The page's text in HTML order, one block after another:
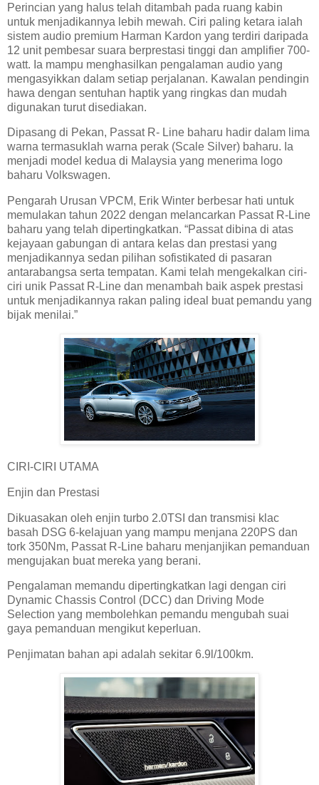
Perincian yang halus telah ditambah pada ruang kabin
untuk menjadikannya lebih mewah. Ciri paling ketara ialah
sistem audio premium Harman Kardon yang terdiri daripada
12 unit pembesar suara berprestasi tinggi dan amplifier 700-
watt. Ia mampu menghasilkan pengalaman audio yang
mengasyikkan dalam setiap perjalanan. Kawalan pendingin
hawa dengan sentuhan haptik yang ringkas dan mudah
digunakan turut disediakan.
Dipasang di Pekan, Passat R- Line baharu hadir dalam lima
warna termasuklah warna perak (Scale Silver) baharu. Ia
menjadi model kedua di Malaysia yang menerima logo
baharu Volkswagen.
Pengarah Urusan VPCM, Erik Winter berbesar hati untuk
memulakan tahun 2022 dengan melancarkan Passat R-Line
baharu yang telah dipertingkatkan. “Passat dibina di atas
kejayaan gabungan di antara kelas dan prestasi yang
menjadikannya sedan pilihan sofistikated di pasaran
antarabangsa serta tempatan. Kami telah mengekalkan ciri-
ciri unik Passat R-Line dan menambah baik aspek prestasi
untuk menjadikannya rakan paling ideal buat pemandu yang
bijak menilai.”
CIRI-CIRI UTAMA
Enjin dan Prestasi
Dikuasakan oleh enjin turbo 2.0TSI dan transmisi klac
basah DSG 6-kelajuan yang mampu menjana 220PS dan
tork 350Nm, Passat R-Line baharu menjanjikan pemanduan
mengujakan buat mereka yang berani.
Pengalaman memandu dipertingkatkan lagi dengan ciri
Dynamic Chassis Control (DCC) dan Driving Mode
Selection yang membolehkan pemandu mengubah suai
gaya pemanduan mengikut keperluan.
Penjimatan bahan api adalah sekitar 6.9l/100km.